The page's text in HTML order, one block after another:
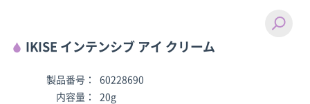
IKISE インテンシブ アイ クリーム
製品番号：
60228690
内容量：
20g